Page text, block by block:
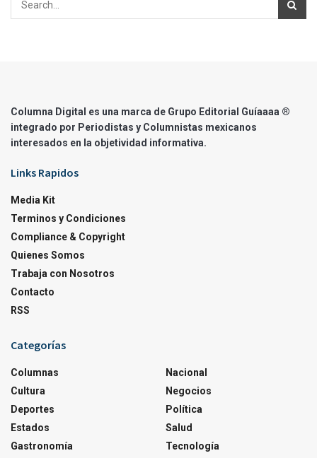
Columna Digital es una marca de Grupo Editorial Guíaaaa ®
integrado por Periodistas y Columnistas mexicanos
interesados en la objetividad informativa.
Links Rapidos
Media Kit
Terminos y Condiciones
Compliance & Copyright
Quienes Somos
Trabaja con Nosotros
Contacto
RSS
Categorías
Columnas
Cultura
Deportes
Estados
Gastronomía
Nacional
Negocios
Política
Salud
Tecnología